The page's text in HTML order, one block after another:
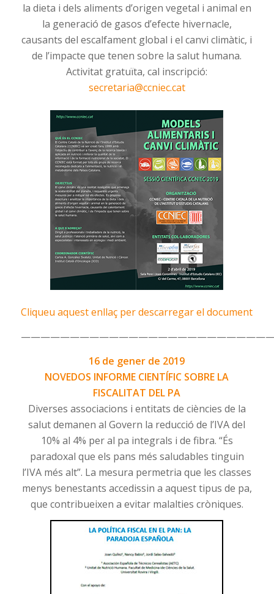
la dieta i dels aliments d’origen vegetal i animal en
la generació de gasos d’efecte hivernacle,
causants del escalfament global i el canvi climàtic, i
de l’impacte que tenen sobre la salut humana.
Activitat gratuïta, cal inscripció:
secretaria@ccniec.cat
Cliqueu aquest enllaç per descarregar el document
16 de gener de 2019
NOVEDOS INFORME CIENTÍFIC SOBRE LA
FISCALITAT DEL PA
Diverses associacions i entitats de ciències de la
salut demanen al Govern la reducció de l’IVA del
10% al 4% per al pa integrals i de fibra. “És
paradoxal que els pans més saludables tinguin
l’IVA més alt”. La mesura permetria que les classes
menys benestants accedissin a aquest tipus de pa,
que contribueixen a evitar malalties cròniques.